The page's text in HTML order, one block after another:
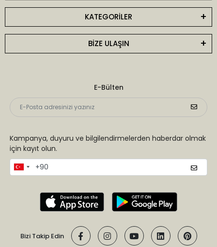
KATEGORİLER
BİZE ULAŞIN
E-Bülten
Kampanya, duyuru ve bilgilendirmelerden haberdar olmak
için kayıt olun.
Bizi Takip Edin